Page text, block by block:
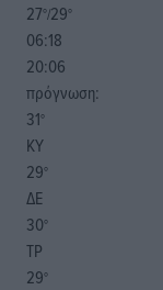
27°/29°
06:18
20:06
πρόγνωση:
31°
ΚΥ
29°
ΔΕ
30°
ΤΡ
29°